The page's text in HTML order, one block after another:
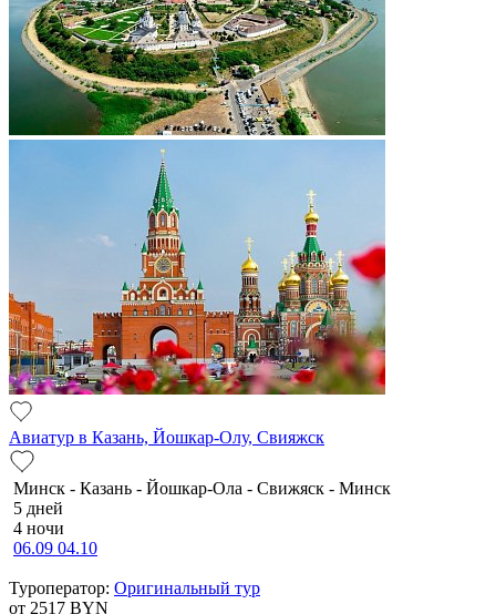
Авиатур в Казань, Йошкар-Олу, Свияжск
Минск - Казань - Йошкар-Ола - Свижяск - Минск
5 дней
4 ночи
06.09 04.10
Туроператор: Оригинальный тур
от 2517 BYN